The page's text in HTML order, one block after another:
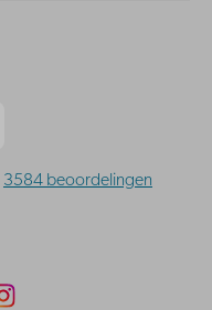
3584 beoordelingen